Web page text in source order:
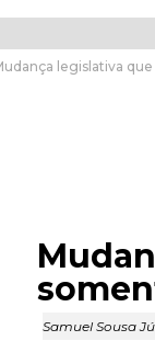
legislativa
Samuel Sousa